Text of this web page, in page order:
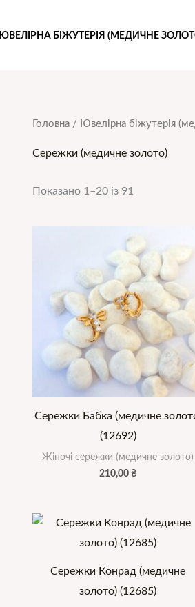
ЮВЕЛІРНА БІЖУТЕРІЯ (МЕДИЧНЕ
Головна / Ювелірна біжутерія
Сережки (медичне золото)
Показано 1–20 із 91
Сортовано
за
Сережки Бабка (медичне
(12692)
Жіночі сережки (медичне золото)
210,00₴
Сережки Конрад (медичне
золото) (12685)